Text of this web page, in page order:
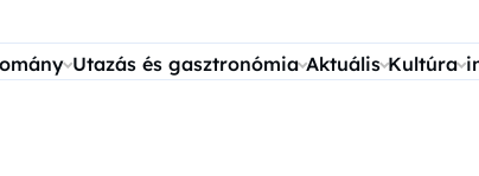
Utazás és gasztronómia Aktuális Kultúra